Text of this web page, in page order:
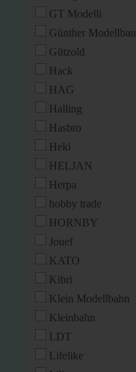
GT Modelli
Günther Modellbau
Gützold
Hack
HAG
Halling
Hasbro
Heki
HELJAN
Herpa
hobby trade
HORNBY
Jouef
KATO
Kibri
Klein Modellbahn
Kleinbahn
LDT
Lifelike